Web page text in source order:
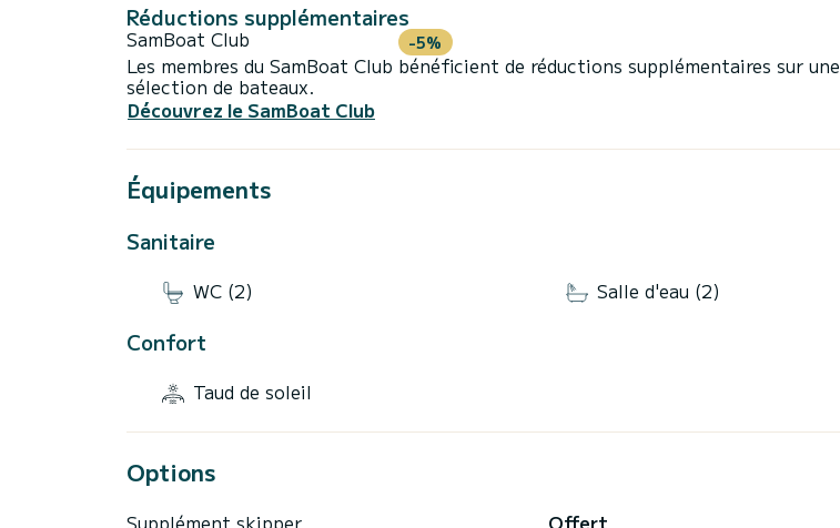
Réductions supplémentaires
SamBoat Club -5%
Les membres du SamBoat Club bénéficient de réductions supplémentaires sur une
sélection de bateaux.
Découvrez le SamBoat Club
Équipements
Sanitaire
WC (2) Salle d'eau (2)
Confort
Taud de soleil
Options
Supplément skipper Offert